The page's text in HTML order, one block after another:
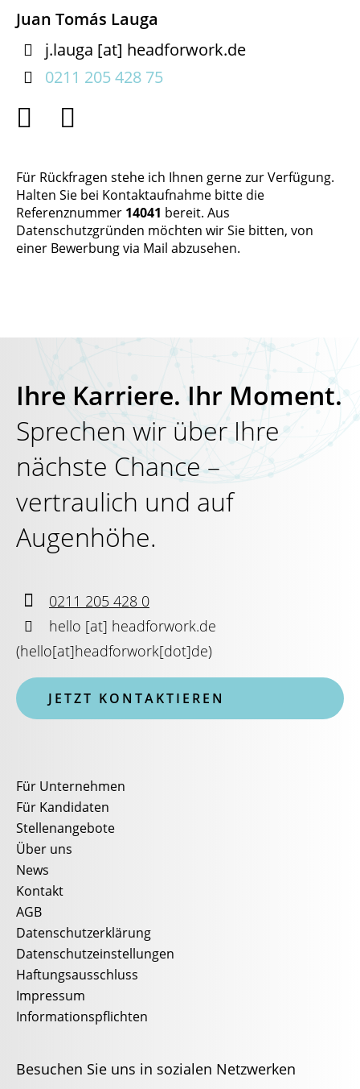
Juan Tomás Lauga

j.lauga [at] headforwork.de

0211 205 428 75
 
Für Rückfragen stehe ich Ihnen gerne zur Verfügung.
Halten Sie bei Kontaktaufnahme bitte die
Referenznummer 14041 bereit. Aus
Datenschutzgründen möchten wir Sie bitten, von
einer Bewerbung via Mail abzusehen.
Ihre Karriere. Ihr Moment.
Sprechen wir über Ihre
nächste Chance –
vertraulich und auf
Augenhöhe.

0211 205 428 0

hello [at] headforwork.de
(hello[at]headforwork[dot]de)
JETZT KONTAKTIEREN
Für Unternehmen
Für Kandidaten
Stellenangebote
Über uns
News
Kontakt
AGB
Datenschutzerklärung
Datenschutzeinstellungen
Haftungsausschluss
Impressum
Informationspflichten
Besuchen Sie uns in sozialen Netzwerken